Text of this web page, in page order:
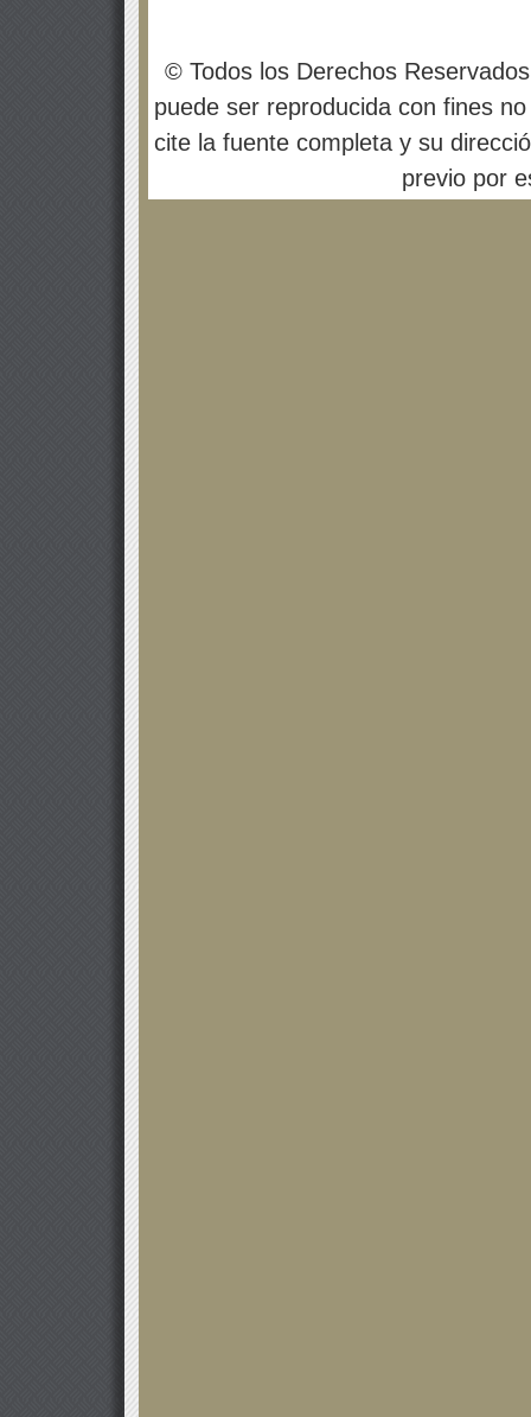
© Todos los Derechos
puede ser reproducida con fines
cite la fuente completa y su
previo por